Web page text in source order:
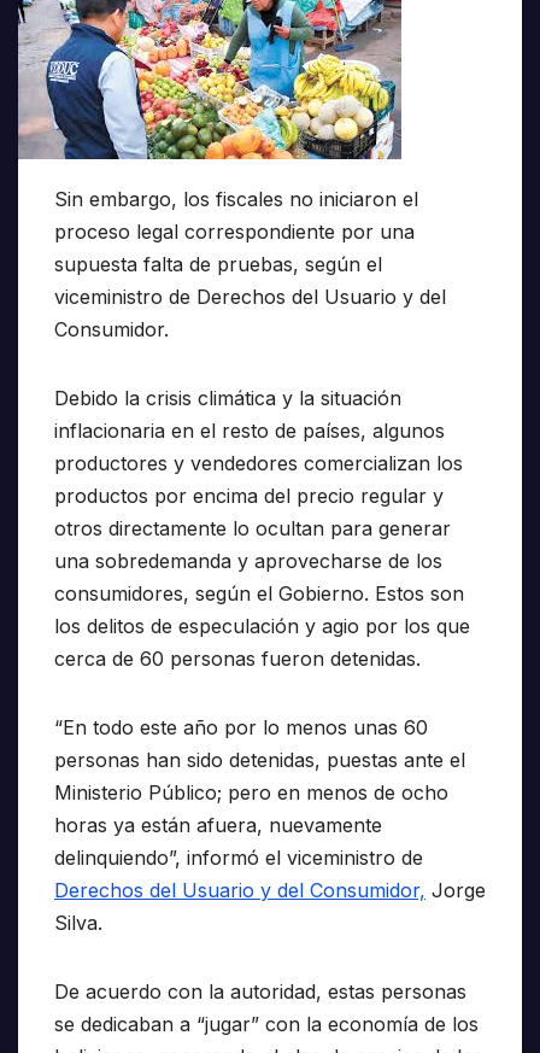
Sin embargo, los fiscales no iniciaron el
proceso legal correspondiente por una
supuesta falta de pruebas, según el
viceministro de Derechos del Usuario y del
Consumidor.
Debido la crisis climática y la situación
inflacionaria en el resto de países, algunos
productores y vendedores comercializan los
productos por encima del precio regular y
otros directamente lo ocultan para generar
una sobredemanda y aprovecharse de los
consumidores, según el Gobierno. Estos son
los delitos de especulación y agio por los que
cerca de 60 personas fueron detenidas.
“En todo este año por lo menos unas 60
personas han sido detenidas, puestas ante el
Ministerio Público; pero en menos de ocho
horas ya están afuera, nuevamente
delinquiendo”, informó el viceministro de
Derechos del Usuario y del Consumidor, Jorge
Silva.
De acuerdo con la autoridad, estas personas
se dedicaban a “jugar” con la economía de los